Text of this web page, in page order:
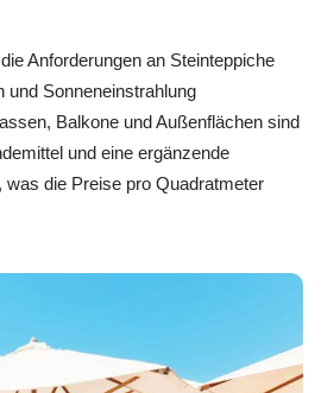
Anforderungen an Steinteppiche
und Sonneneinstrahlung
Balkone und Außenflächen sind
und eine ergänzende
was die Preise pro Quadratmeter